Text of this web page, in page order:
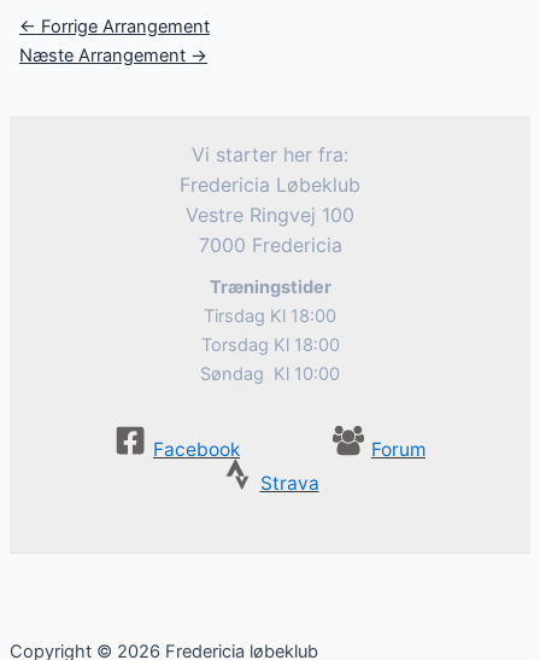
Post
navigation
← Forrige Arrangement
Næste Arrangement →
Vi starter her fra:
Fredericia Løbeklub
Vestre Ringvej 100
7000 Fredericia
Træningstider
Tirsdag Kl 18:00
Torsdag Kl 18:00
Søndag Kl 10:00
Facebook
Forum
Strava
Copyright © 2026 Fredericia løbeklub